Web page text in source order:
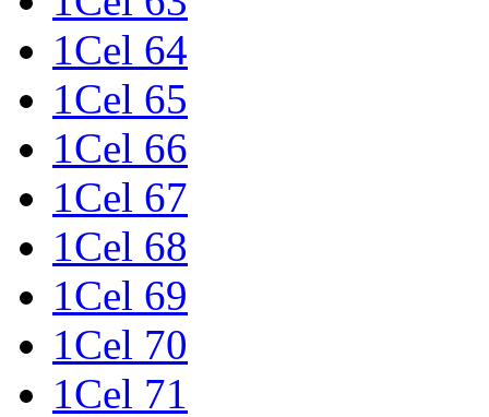
1Cel 64
1Cel 65
1Cel 66
1Cel 67
1Cel 68
1Cel 69
1Cel 70
1Cel 71